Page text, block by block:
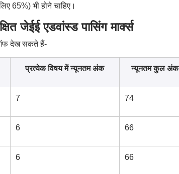
65%) भी होने चाहिए।
एडवांस्ड पासिंग मार्क्स
देख सकते हैं-
प्रत्येक विषय में न्यूनतम अंक न्यूनतम कुल अंक
7 74
6 66
6 66